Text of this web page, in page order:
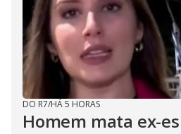
DO R7/HÁ 5 HORAS
Homem mata ex-